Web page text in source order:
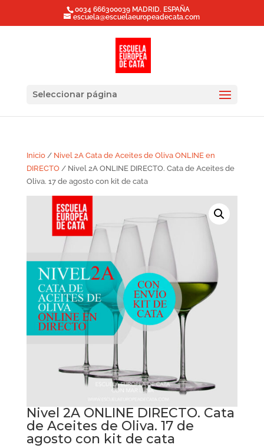
0034 666300039 MADRID. ESPAÑA
escuela@escuelaeuropeadecata.com
Seleccionar página
Inicio/ Nivel 2A Cata de Aceites de Oliva ONLINE en
DIRECTO/ Nivel 2A ONLINE DIRECTO. Cata de Aceites de
Oliva. 17 de agosto con kit de cata
Nivel 2A ONLINE DIRECTO. Cata
de Aceites de Oliva. 17 de
agosto con kit de cata